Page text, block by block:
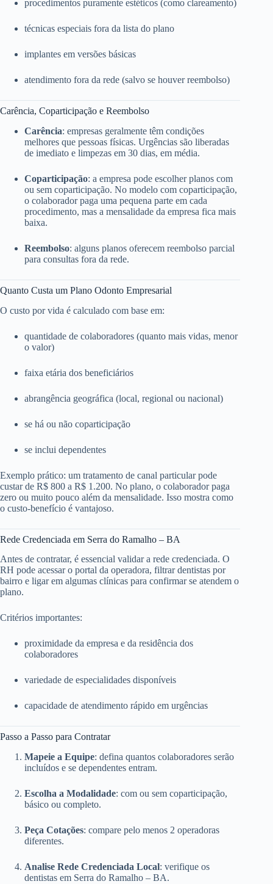
procedimentos puramente estéticos (como clareamento)
técnicas especiais fora da lista do plano
implantes em versões básicas
atendimento fora da rede (salvo se houver reembolso)
Carência, Coparticipação e Reembolso
Carência: empresas geralmente têm condições
melhores que pessoas físicas. Urgências são liberadas
de imediato e limpezas em 30 dias, em média.
Coparticipação: a empresa pode escolher planos com
ou sem coparticipação. No modelo com coparticipação,
o colaborador paga uma pequena parte em cada
procedimento, mas a mensalidade da empresa fica mais
baixa.
Reembolso: alguns planos oferecem reembolso parcial
para consultas fora da rede.
Quanto Custa um Plano Odonto Empresarial
O custo por vida é calculado com base em:
quantidade de colaboradores (quanto mais vidas, menor
o valor)
faixa etária dos beneficiários
abrangência geográfica (local, regional ou nacional)
se há ou não coparticipação
se inclui dependentes
Exemplo prático: um tratamento de canal particular pode
custar de R$ 800 a R$ 1.200. No plano, o colaborador paga
zero ou muito pouco além da mensalidade. Isso mostra como
o custo-benefício é vantajoso.
Rede Credenciada em Serra do Ramalho – BA
Antes de contratar, é essencial validar a rede credenciada. O
RH pode acessar o portal da operadora, filtrar dentistas por
bairro e ligar em algumas clínicas para confirmar se atendem o
plano.
Critérios importantes:
proximidade da empresa e da residência dos
colaboradores
variedade de especialidades disponíveis
capacidade de atendimento rápido em urgências
Passo a Passo para Contratar
Mapeie a Equipe: defina quantos colaboradores serão
incluídos e se dependentes entram.
Escolha a Modalidade: com ou sem coparticipação,
básico ou completo.
Peça Cotações: compare pelo menos 2 operadoras
diferentes.
Analise Rede Credenciada Local: verifique os
dentistas em Serra do Ramalho – BA.